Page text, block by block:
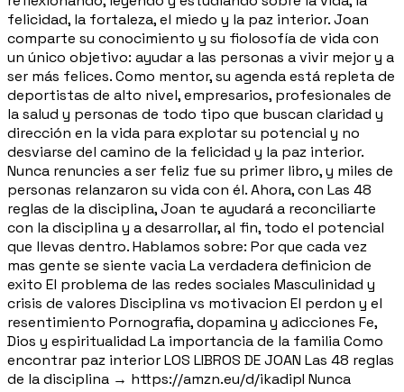
felicidad, la fortaleza, el miedo y la paz interior. Joan
comparte su conocimiento y su fiolosofía de vida con
un único objetivo: ayudar a las personas a vivir mejor y a
ser más felices. Como mentor, su agenda está repleta de
deportistas de alto nivel, empresarios, profesionales de
la salud y personas de todo tipo que buscan claridad y
dirección en la vida para explotar su potencial y no
desviarse del camino de la felicidad y la paz interior.
Nunca renuncies a ser feliz fue su primer libro, y miles de
personas relanzaron su vida con él. Ahora, con Las 48
reglas de la disciplina, Joan te ayudará a reconciliarte
con la disciplina y a desarrollar, al fin, todo el potencial
que llevas dentro. Hablamos sobre: Por que cada vez
mas gente se siente vacia La verdadera definicion de
exito El problema de las redes sociales Masculinidad y
crisis de valores Disciplina vs motivacion El perdon y el
resentimiento Pornografia, dopamina y adicciones Fe,
Dios y espiritualidad La importancia de la familia Como
encontrar paz interior LOS LIBROS DE JOAN Las 48 reglas
de la disciplina → https://amzn.eu/d/ikadipI Nunca